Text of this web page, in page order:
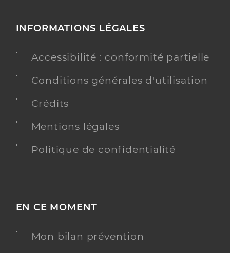
INFORMATIONS LÉGALES
Accessibilité : conformité partielle
Conditions générales d'utilisation
Crédits
Mentions légales
Politique de confidentialité
EN CE MOMENT
Mon bilan prévention